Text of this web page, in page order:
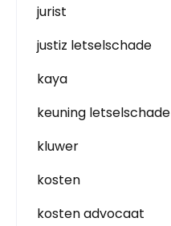
jurist
justiz letselschade
kaya
keuning letselschade
kluwer
kosten
kosten advocaat